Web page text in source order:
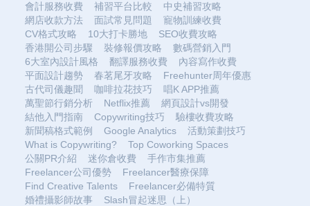
會計服務收費
補習平台比較
中史補習攻略
網店收款方法
面試常見問題
寵物訓練收費
CV格式攻略
10大打卡勝地
SEO收費攻略
香港開公司步驟
裝修報價攻略
數碼營銷入門
6大室內設計風格
翻譯服務收費
內容寫作收費
平面設計趨勢
春茗尾牙攻略
Freehunter周年優惠
古代司儀趣聞
咖啡拉花技巧
唱K APP推薦
萬聖節行銷分析
Netflix推薦
網頁設計vs開發
結他入門指南
Copywriting技巧
驗樓收費攻略
新聞稿格式範例
Google Analytics
活動策劃技巧
What is Copywriting?
Top Coworking Spaces
公關PR介紹
迷你倉收費
手作市集推薦
Freelancer公司優勢
Freelancer醫療保障
Find Creative Talents
Freelancer必備特質
婚禮攝影師故事
Slash冒起迷思（上）